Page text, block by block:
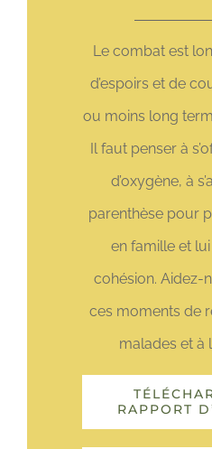
Le combat est
d’espoirs et de
ou moins long
Il faut penser à
d’oxygène, à
parenthèse pour
en famille et
cohésion. Aidez-
ces moments de
malades et à
RAPPORT